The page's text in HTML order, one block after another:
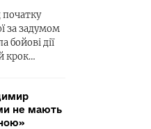
початку
за задумом
бойові дії
крок…
не мають